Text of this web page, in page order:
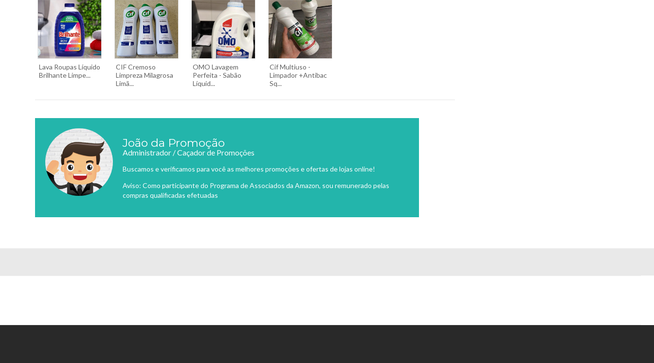
Lava Roupas Líquido
Brilhante Limpe...
CIF Cremoso
Limpreza Milagrosa
Limã...
OMO Lavagem
Perfeita - Sabão
Líquid...
Cif Multiuso -
Limpador +Antibac
Sq...
João da Promoção
Administrador / Caçador de Promoções
Buscamos e verificamos para você as melhores promoções e ofertas de lojas online!
Aviso: Como participante do Programa de Associados da Amazon, sou remunerado pelas
compras qualificadas efetuadas